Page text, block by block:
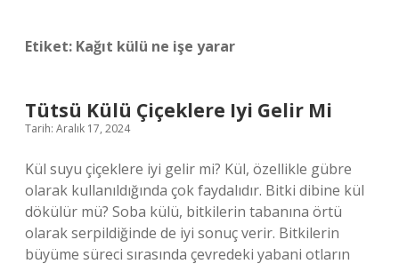
Etiket: Kağıt külü ne işe yarar
Tütsü Külü Çiçeklere Iyi Gelir Mi
Tarih: Aralık 17, 2024
Kül suyu çiçeklere iyi gelir mi? Kül, özellikle gübre
olarak kullanıldığında çok faydalıdır. Bitki dibine kül
dökülür mü? Soba külü, bitkilerin tabanına örtü
olarak serpildiğinde de iyi sonuç verir. Bitkilerin
büyüme süreci sırasında çevredeki yabani otların